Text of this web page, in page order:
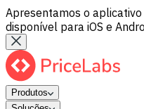
Apresentamos o
disponível para iOS e
Produtos